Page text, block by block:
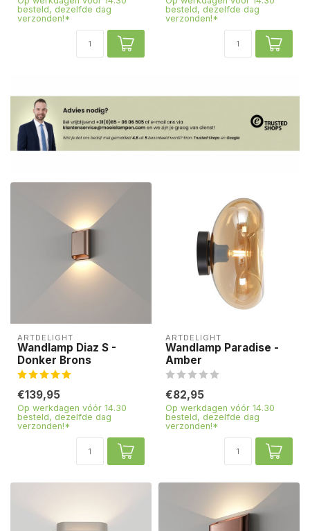
besteld, dezelfde dag
verzonden!*
besteld, dezelfde dag
verzonden!*
ARTDELIGHT
Wandlamp Diaz S -
Donker Brons
€139,95
Op werkdagen vóór 14.30
besteld, dezelfde dag
verzonden!*
ARTDELIGHT
Wandlamp Paradise -
Amber
€82,95
Op werkdagen vóór 14.30
besteld, dezelfde dag
verzonden!*